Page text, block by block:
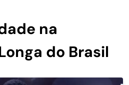
na
do Brasil